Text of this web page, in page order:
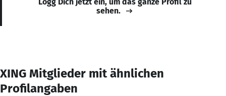
sehen.
XING Mitglieder mit ähnlichen
Profilangaben